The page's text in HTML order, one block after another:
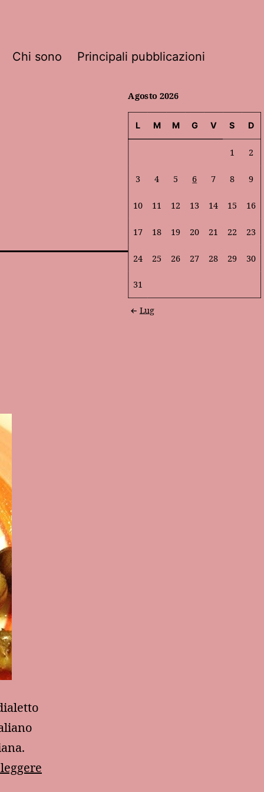
Chi sono Principali pubblicazioni
Agosto 2026
L M M G V S D
1 2
3 4 5 6 7 8 9
10 11 12 13 14 15 16
17 18 19 20 21 22 23
24 25 26 27 28 29 30
31
Lug